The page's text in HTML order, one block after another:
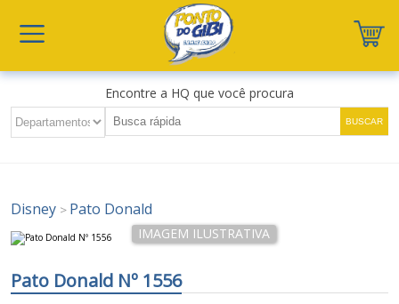
Encontre a HQ que você procura
Disney > Pato Donald
Pato Donald Nº 1556